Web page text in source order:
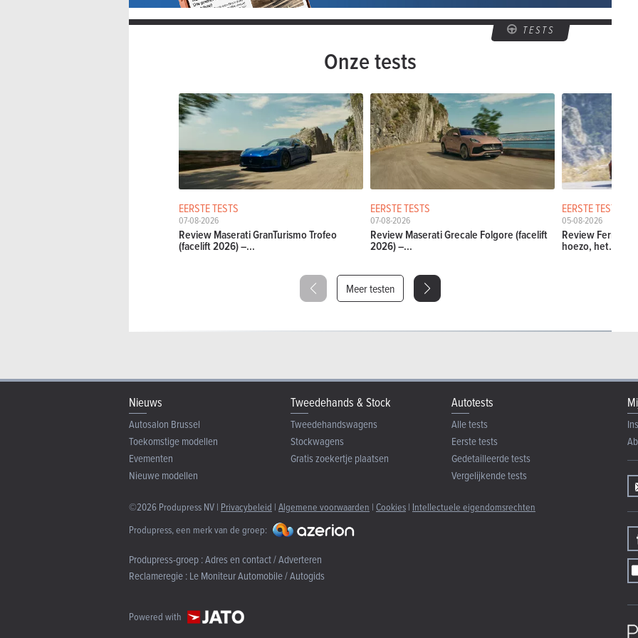
TESTS
Onze tests
EERSTE TESTS
07-08-2026
Review Maserati GranTurismo Trofeo
(facelift 2026) –...
EERSTE TESTS
07-08-2026
Review Maserati Grecale Folgore (facelift
2026) –...
EERSTE TESTS
05-08-2026
Review Ferrari
hoezo, het...
Meer testen
Nieuws
Autosalon Brussel
Toekomstige modellen
Evementen
Nieuwe modellen
Tweedehands & Stock
Tweedehandswagens
Stockwagens
Gratis zoekertje plaatsen
Autotests
Alle tests
Eerste tests
Gedetailleerde tests
Vergelijkende tests
©2026 Produpress NV | Privacybeleid | Algemene voorwaarden | Cookies | Intellectuele eigendomsrechten
Produpress, een merk van de groep:
Produpress-groep :Adres en contact / Adverteren
Reclameregie :Le Moniteur Automobile / Autogids
Powered with